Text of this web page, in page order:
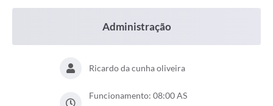
Administração
Ricardo da cunha oliveira
Funcionamento: 08:00 AS